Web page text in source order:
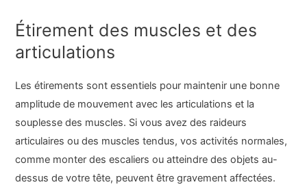
Étirement des muscles et des
articulations
Les étirements sont essentiels pour maintenir une bonne
amplitude de mouvement avec les articulations et la
souplesse des muscles. Si vous avez des raideurs
articulaires ou des muscles tendus, vos activités normales,
comme monter des escaliers ou atteindre des objets au-
dessus de votre tête, peuvent être gravement affectées.